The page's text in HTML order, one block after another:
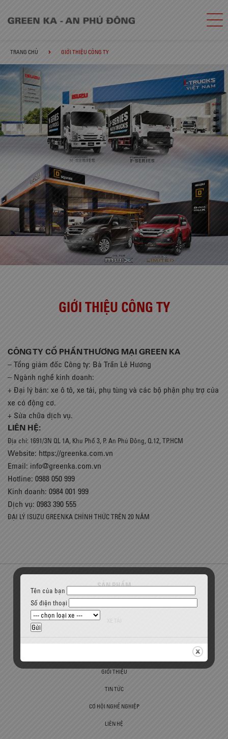
TRANG CHỦ GIỚI THIỆU CÔNG TY
GIỚI THIỆU CÔNG TY
CÔNG TY CỔ PHẦN THƯƠNG MẠI GREEN KA
– Tổng giám đốc Công ty: Bà Trần Lê Hương
– Ngành nghề kinh doanh:
+ Đại lý bán: xe ô tô, xe tải, phụ tùng và các bộ phận phụ trợ của
xe có động cơ.
+ Sửa chữa dịch vụ.
LIÊN HỆ:
Địa chỉ: 1691/3N QL 1A, Khu Phố 3, P. An Phú Đông, Q.12, TP.HCM
Website: https://greenka.com.vn
Email: info@greenka.com.vn
Hotline: 0988 050 999
Kinh doanh: 0984 001 999
Dịch vụ: 0983 390 555
ĐẠI LÝ ISUZU GREENKA CHÍNH THỨC TRÊN 20 NĂM
SẢN PHẨM
XE TẢI
GIỚI THIỆU
TIN TỨC
CƠ HỘI NGHỀ NGHIỆP
LIÊN HỆ
Tên của bạn
Số điện thoại